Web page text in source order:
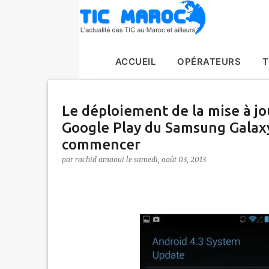
ACCUEIL OPÉRATEURS
Le déploiement de la mise à
Google Play du Samsung
commencer
par rachid amaoui le samedi, août 03, 2013